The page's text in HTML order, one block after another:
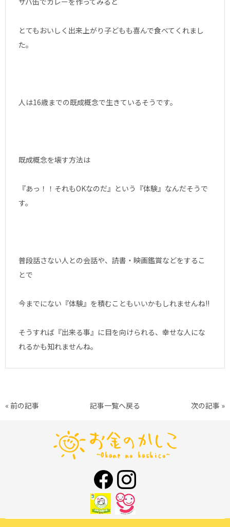
とてもおいしく出来上がり子どもも喜んで食べてくれまし
た。
人は16歳までの既成概念で生きているそうです。
既成概念を壊す方法は
『あっ！！それもOKなのだ』という『体験』なんだそうで
す。
普段話さない人との会話や、読書・映画鑑賞などをするこ
とで
今までにない『体験』を積むこともいいかもしれませんね!!
そうすれば『出来る事』に目を向けられる、幸せな人にな
れるかも知れませんね。
« 前の記事 記事一覧へ戻る 次の記事 »